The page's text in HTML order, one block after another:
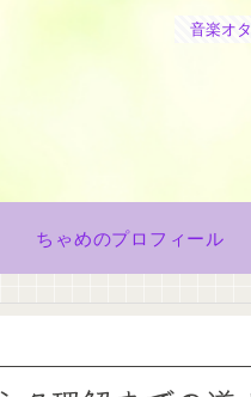
音楽オ
ちゃめのプロフィール